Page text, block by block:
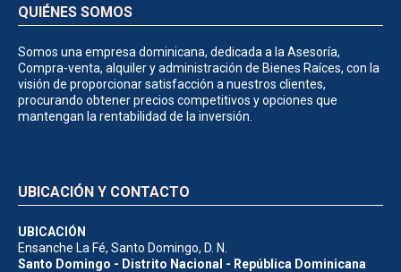
QUIÉNES SOMOS
Somos una empresa dominicana, dedicada a la Asesoría,
Compra-venta, alquiler y administración de Bienes Raíces, con la
visión de proporcionar satisfacción a nuestros clientes,
procurando obtener precios competitivos y opciones que
mantengan la rentabilidad de la inversión.
UBICACIÓN Y CONTACTO
UBICACIÓN
Ensanche La Fé, Santo Domingo, D. N.
Santo Domingo - Distrito Nacional - República Dominicana